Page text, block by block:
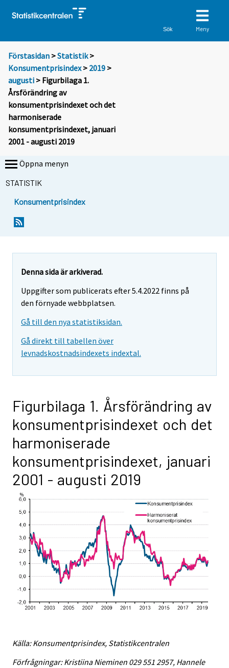
Sök Meny
Förstasidan >Statistik >
Konsumentprisindex> 2019 >
augusti > Figurbilaga 1.
Årsförändring av
konsumentprisindexet och det
harmoniserade
konsumentprisindexet, januari
2001 - augusti 2019
Öppna menyn
STATISTIK
Konsumentprisindex
Denna sida är arkiverad.
Uppgifter som publicerats efter 5.4.2022 finns på
den förnyade webbplatsen.
Gå till den nya statistiksidan.
Gå direkt till tabellen över
levnadskostnadsindexets indextal.
Figurbilaga 1. Årsförändring av
konsumentprisindexet och det
harmoniserade
konsumentprisindexet, januari
2001 - augusti 2019
Källa: Konsumentprisindex, Statistikcentralen
Förfrågningar: Kristiina Nieminen 029 551 2957, Hannele